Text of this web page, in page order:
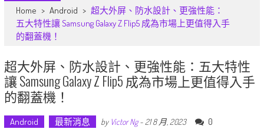
Home > Android > 超大外屏、防水設計、更強性能：
五大特性讓 Samsung Galaxy Z Flip5 成為市場上更值得入手
的翻蓋機！
超大外屏、防水設計、更強性能：五大特性
讓 Samsung Galaxy Z Flip5 成為市場上更值得入手
的翻蓋機！
Android 最新消息 by Victor Ng- 21 8 月, 2023 0